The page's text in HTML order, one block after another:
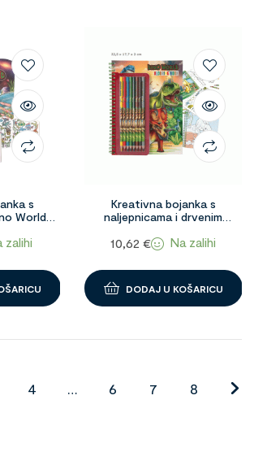
s
World
zalihi
Kreativna bojanka s
naljepnicama i drvenim
10,62 € Na zalihi
DODAJ U KOŠARICU
4 … 6 7 8